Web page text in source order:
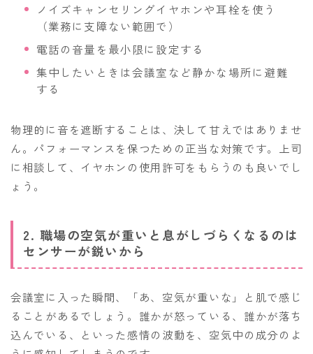
ノイズキャンセリングイヤホンや耳栓を使う
（業務に支障ない範囲で）
電話の音量を最小限に設定する
集中したいときは会議室など静かな場所に避難
する
物理的に音を遮断することは、決して甘えではありませ
ん。パフォーマンスを保つための正当な対策です。上司
に相談して、イヤホンの使用許可をもらうのも良いでし
ょう。
2. 職場の空気が重いと息がしづらくなるのは
センサーが鋭いから
会議室に入った瞬間、「あ、空気が重いな」と肌で感じ
ることがあるでしょう。誰かが怒っている、誰かが落ち
込んでいる、といった感情の波動を、空気中の成分のよ